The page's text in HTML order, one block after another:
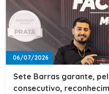
06/07/2026
Sete Barras garante,
consecutivo,